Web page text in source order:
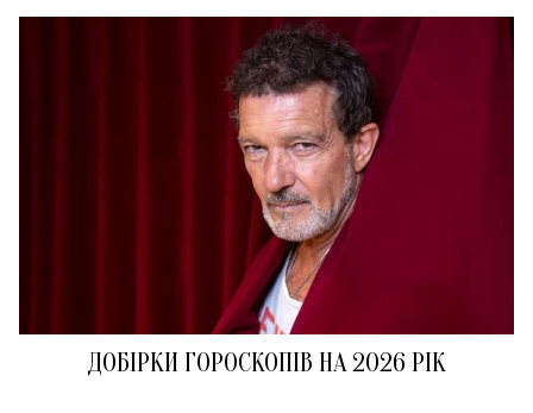
ДОБІРКИ ГОРОСКОПІВ НА 2026 РІК